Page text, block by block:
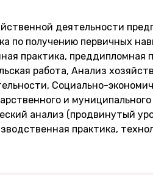
деятельности
по получению первичных
практика, преддипломная
работа, Анализ
Социально-
и муниципального
анализ (продвинутый
практика,